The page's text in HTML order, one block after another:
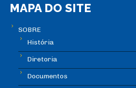
MAPA DO SITE
SOBRE
História
Diretoria
Documentos